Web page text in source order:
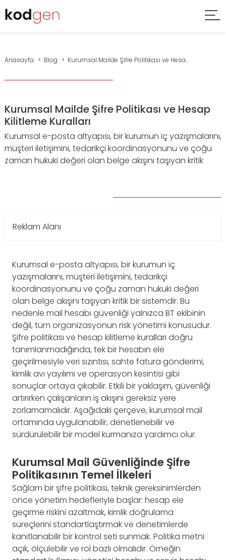
Anasayfa Blog Kurumsal Mailde Şifre Politikası ve Hesa...
Kurumsal Mailde Şifre Politikası ve Hesap
Kilitleme Kuralları
Kurumsal e-posta altyapısı, bir kurumun iç yazışmalarını,
müşteri iletişimini, tedarikçi koordinasyonunu ve çoğu
zaman hukuki değeri olan belge akışını taşıyan kritik
Reklam Alanı
Kurumsal e-posta altyapısı, bir kurumun iç
yazışmalarını, müşteri iletişimini, tedarikçi
koordinasyonunu ve çoğu zaman hukuki değeri
olan belge akışını taşıyan kritik bir sistemdir. Bu
nedenle mail hesabı güvenliği yalnızca BT ekibinin
değil, tüm organizasyonun risk yönetimi konusudur.
Şifre politikası ve hesap kilitleme kuralları doğru
tanımlanmadığında, tek bir hesabın ele
geçirilmesiyle veri sızıntısı, sahte fatura gönderimi,
kimlik avı yayılımı ve operasyon kesintisi gibi
sonuçlar ortaya çıkabilir. Etkili bir yaklaşım, güvenliği
artırırken çalışanların iş akışını gereksiz yere
zorlamamalıdır. Aşağıdaki çerçeve, kurumsal mail
ortamında uygulanabilir, denetlenebilir ve
sürdürülebilir bir model kurmanıza yardımcı olur.
Kurumsal Mail Güvenliğinde Şifre
Politikasının Temel İlkeleri
Sağlam bir şifre politikası, teknik gereksinimlerden
önce yönetim hedefleriyle başlar: hesap ele
geçirme riskini azaltmak, kimlik doğrulama
süreçlerini standartlaştırmak ve denetimlerde
kanıtlanabilir bir kontrol seti sunmak. Politika metni
açık, ölçülebilir ve rol bazlı olmalıdır. Örneğin